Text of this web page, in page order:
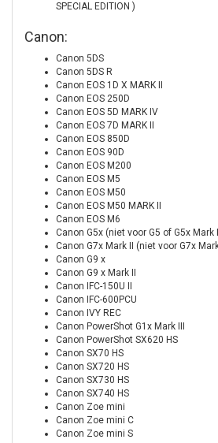
SPECIAL EDITION )
Canon:
Canon 5DS
Canon 5DS R
Canon EOS 1D X MARK II
Canon EOS 250D
Canon EOS 5D MARK IV
Canon EOS 7D MARK II
Canon EOS 850D
Canon EOS 90D
Canon EOS M200
Canon EOS M5
Canon EOS M50
Canon EOS M50 MARK II
Canon EOS M6
Canon G5x (niet voor G5 of G5x Mark
Canon G7x Mark II (niet voor G7x
Canon G9 x
Canon G9 x Mark II
Canon IFC-150U II
Canon IFC-600PCU
Canon IVY REC
Canon PowerShot G1x Mark III
Canon PowerShot SX620 HS
Canon SX70 HS
Canon SX720 HS
Canon SX730 HS
Canon SX740 HS
Canon Zoe mini
Canon Zoe mini C
Canon Zoe mini S